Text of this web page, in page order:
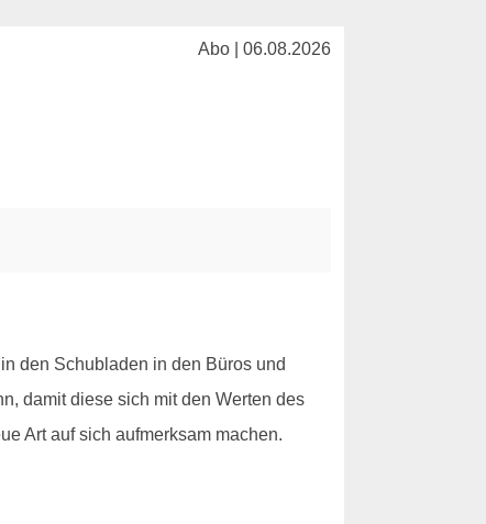
Abo | 06.08.2026
den Schubladen in den Büros und
damit diese sich mit den Werten des
Art auf sich aufmerksam machen.